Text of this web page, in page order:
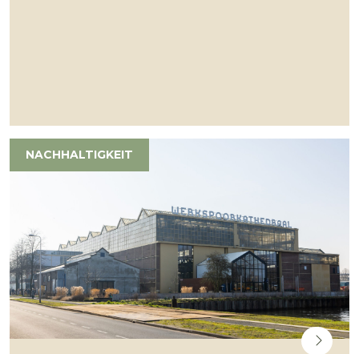
NACHHALTIGKEIT